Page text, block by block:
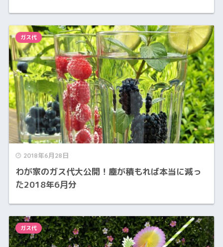
2018年6月28日
わが家のガス代大公開！塵が積もれば本当に減っ
た2018年6月分
ガス代
ガス代